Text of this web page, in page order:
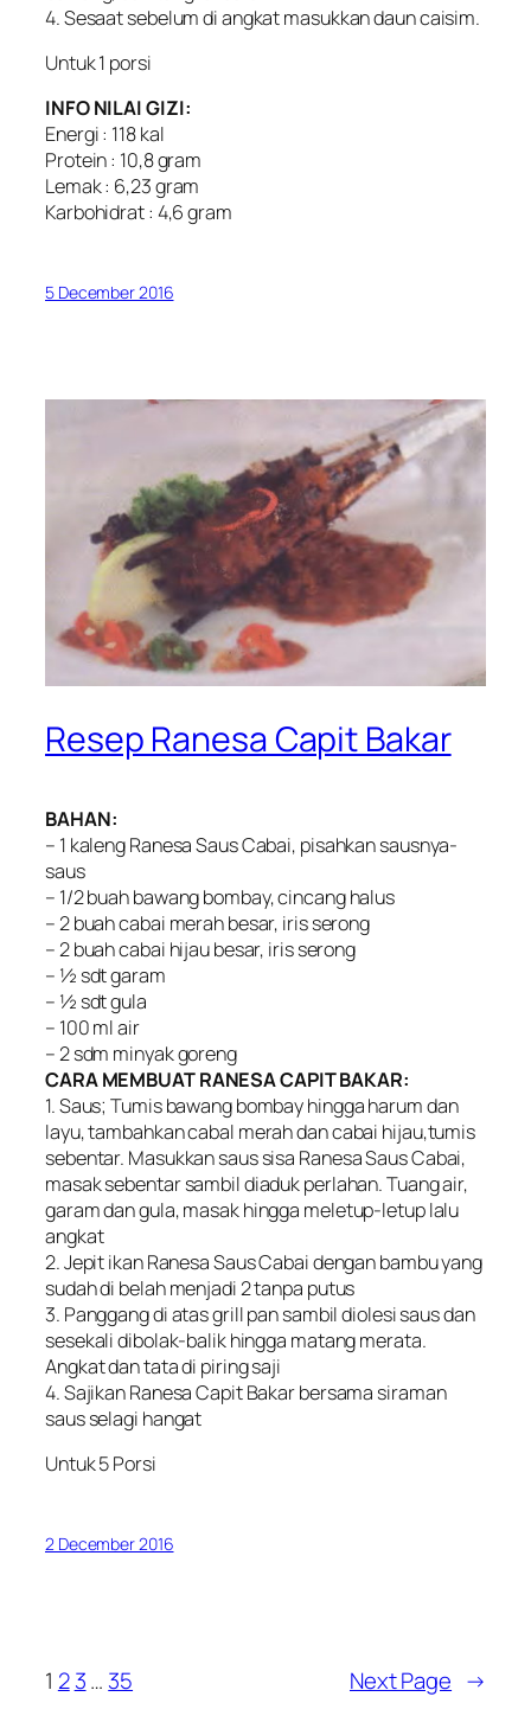
4. Sesaat sebelum di angkat masukkan daun caisim.
Untuk 1 porsi
INFO NILAI GIZI:
Energi : 118 kal
Protein : 10,8 gram
Lemak : 6,23 gram
Karbohidrat : 4,6 gram
5 December 2016
Resep Ranesa Capit Bakar
BAHAN:
– 1 kaleng Ranesa Saus Cabai, pisahkan sausnya-
saus
– 1/2 buah bawang bombay, cincang halus
– 2 buah cabai merah besar, iris serong
– 2 buah cabai hijau besar, iris serong
– ½ sdt garam
– ½ sdt gula
– 100 ml air
– 2 sdm minyak goreng
CARA MEMBUAT RANESA CAPIT BAKAR:
1. Saus; Tumis bawang bombay hingga harum dan
layu, tambahkan cabal merah dan cabai hijau,tumis
sebentar. Masukkan saus sisa Ranesa Saus Cabai,
masak sebentar sambil diaduk perlahan. Tuang air,
garam dan gula, masak hingga meletup-letup lalu
angkat
2. Jepit ikan Ranesa Saus Cabai dengan bambu yang
sudah di belah menjadi 2 tanpa putus
3. Panggang di atas grill pan sambil diolesi saus dan
sesekali dibolak-balik hingga matang merata.
Angkat dan tata di piring saji
4. Sajikan Ranesa Capit Bakar bersama siraman
saus selagi hangat
Untuk 5 Porsi
2 December 2016
1 2 3… 35 Next Page →